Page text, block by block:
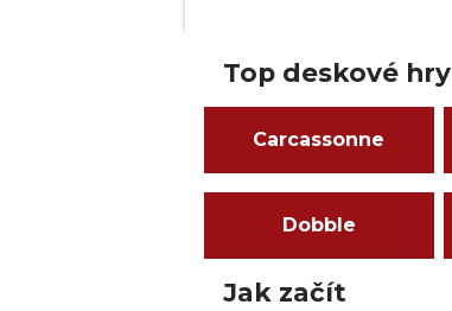
Top deskové hry
Carcassonne
Dobble
Jak začít